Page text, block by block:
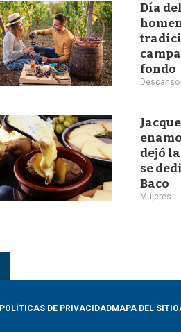
Día
fondo
Descanso
dejó
se
Baco
Mujeres
POLÍTICAS DE PRIVACIDADMAPA DEL SITIO